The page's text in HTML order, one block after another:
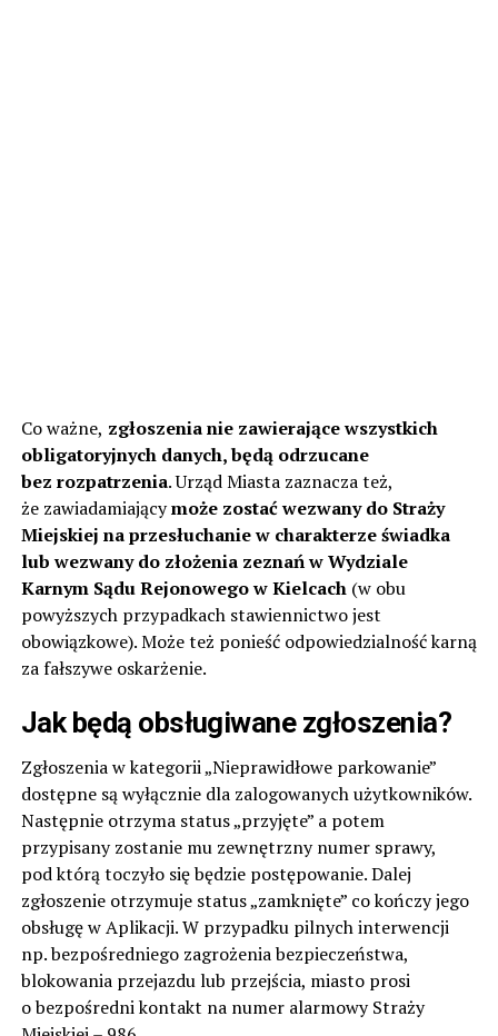
Co ważne, zgłoszenia nie zawierające wszystkich
obligatoryjnych danych, będą odrzucane
bez rozpatrzenia. Urząd Miasta zaznacza też,
że zawiadamiającymoże zostać wezwany do Straży
Miejskiej na przesłuchanie w charakterze świadka
lub wezwany do złożenia zeznań w Wydziale
Karnym Sądu Rejonowego w Kielcach(w obu
powyższych przypadkach stawiennictwo jest
obowiązkowe). Może też ponieść odpowiedzialność karną
za fałszywe oskarżenie.
Jak będą obsługiwane zgłoszenia?
Zgłoszenia w kategorii „Nieprawidłowe parkowanie”
dostępne są wyłącznie dla zalogowanych użytkowników.
Następnie otrzyma status „przyjęte” a potem
przypisany zostanie mu zewnętrzny numer sprawy,
pod którą toczyło się będzie postępowanie. Dalej
zgłoszenie otrzymuje status „zamknięte” co kończy jego
obsługę w Aplikacji. W przypadku pilnych interwencji
np. bezpośredniego zagrożenia bezpieczeństwa,
blokowania przejazdu lub przejścia, miasto prosi
o bezpośredni kontakt na numer alarmowy Straży